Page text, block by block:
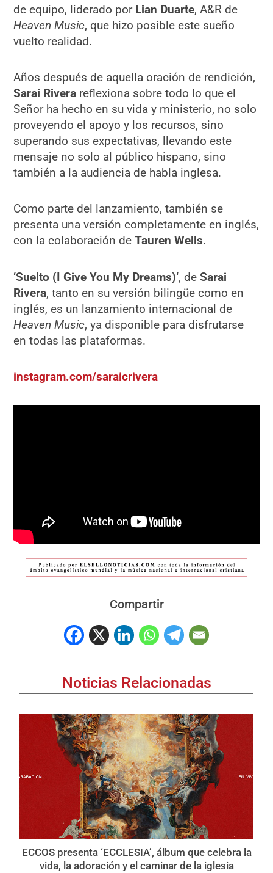
de equipo, liderado por Lian Duarte, A&R de
Heaven Music, que hizo posible este sueño
vuelto realidad.
Años después de aquella oración de rendición,
Sarai Rivera reflexiona sobre todo lo que el
Señor ha hecho en su vida y ministerio, no solo
proveyendo el apoyo y los recursos, sino
superando sus expectativas, llevando este
mensaje no solo al público hispano, sino
también a la audiencia de habla inglesa.
Como parte del lanzamiento, también se
presenta una versión completamente en inglés,
con la colaboración deTauren Wells.
‘Suelto (I Give You My Dreams)‘, deSarai
Rivera, tanto en su versión bilingüe como en
inglés, es un lanzamiento internacional de
Heaven Music, ya disponible para disfrutarse
en todas las plataformas.
instagram.com/saraicrivera
Compartir
Noticias Relacionadas
ECCOS presenta ‘ECCLESIA’, álbum que celebra la
vida, la adoración y el caminar de la iglesia